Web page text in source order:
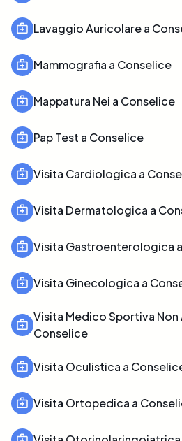
Lavaggio Auricolare a
Mammografia a Conselice
Mappatura Nei a Conselice
Pap Test a Conselice
Visita Cardiologica a
Visita Dermatologica a
Visita Gastroenterologica
Visita Ginecologica a
Visita Medico Sportiva Non
Conselice
Visita Oculistica a
Visita Ortopedica a